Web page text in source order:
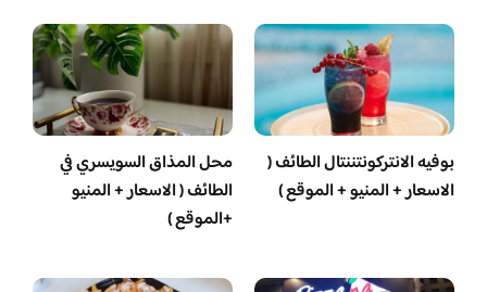
بوفيه الانتركونتننتال الطائف (
الاسعار + المنيو + الموقع )
محل المذاق السويسري في
الطائف ( الاسعار + المنيو
+الموقع )